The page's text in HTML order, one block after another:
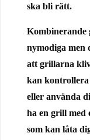
ska bli rätt.
Kombinerande
nymodiga men
att grillarna
kan
eller använda
ha en grill med
som kan låta